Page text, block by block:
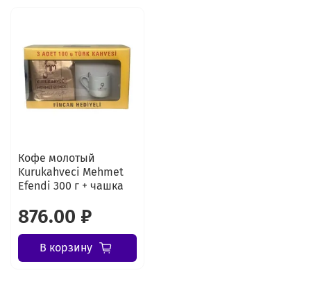
Кофе молотый
Kurukahveci Mehmet
Efendi 300 г + чашка
876.00 ₽
В корзину